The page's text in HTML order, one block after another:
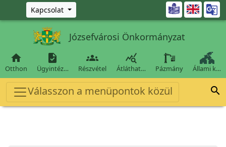
Ugrás a fő tartalomra
Kapcsolat 
Józsefvárosi Önkormányzat

Otthon

Ügyintéz…

Részvétel

Átláthat… Pázmány Állami k…
Válasszon a menüpontok közül 